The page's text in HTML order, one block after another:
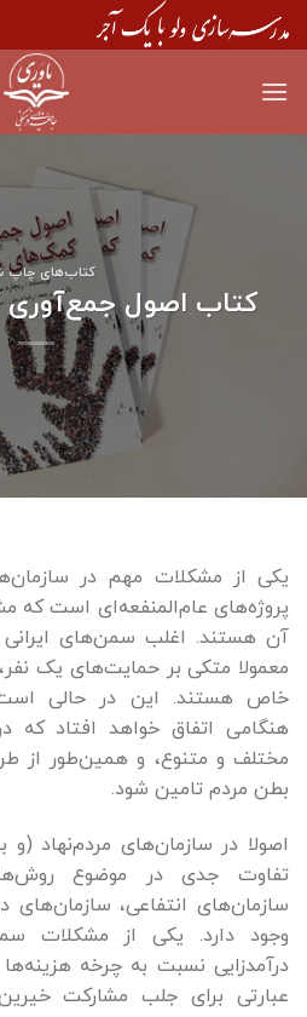
Skip
to
کتاب‌های چاپ
کتاب اصول
یکی از مشکلات مهم در
پروژه‌های عام‌المنفعه‌ای است که
آن هستند. اغلب سمن‌های ایرانی
معمولا متکی بر حمایت‌های یک
خاص هستند. این در حالی است
هنگامی اتفاق خواهد افتاد که
مختلف و متنوع، و همین‌طور از
بطن مردم تامین شود.
اصولا در سازمان‌های مردم‌نهاد
تفاوت جدی در موضوع
سازمان‌های انتفاعی،
وجود دارد. یکی از مشکلات
درآمدزایی نسبت به چرخه
عبارتی برای جلب مشارکت